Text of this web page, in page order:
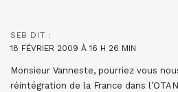
SEB DIT :
18 FÉVRIER 2009 À 16 H 26 MIN
Monsieur Vanneste, pourriez vous
réintégration de la France dans